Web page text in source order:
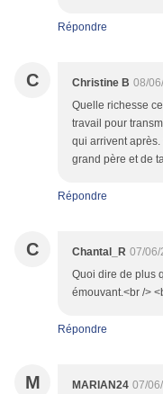
Répondre
C Christine B 08/
Quelle richesse
travail pour
qui arrivent
grand père et de
Répondre
C Chantal_R 07/06/
Quoi dire de plus
émouvant.<br />
Répondre
M MARIAN24 07/